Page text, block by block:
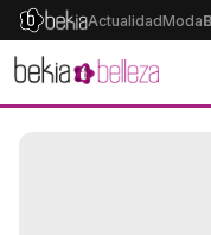
ActualidadModa